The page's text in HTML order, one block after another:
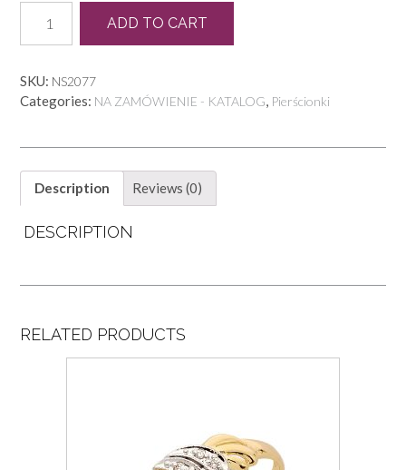
0278
quantity
ADD TO CART
SKU: NS2077
Categories: NA ZAMÓWIENIE - KATALOG, Pierścionki
Description Reviews (0)
DESCRIPTION
RELATED PRODUCTS